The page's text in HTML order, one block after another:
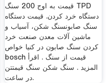
قیمت به اوج 200 سنگ TPD
دستگاه خرد کردن. قیمت دستگاه
سنگ صابونسنگ شکن، آسیاب و
ماشین آلات معدن صنعت خرد
کردن سنگ صابون در کنیا خواص
bosch قیمت از سنگ . اقرأ
المزيد . سنگ شکن سنگ قیمتتن
در ساعت.